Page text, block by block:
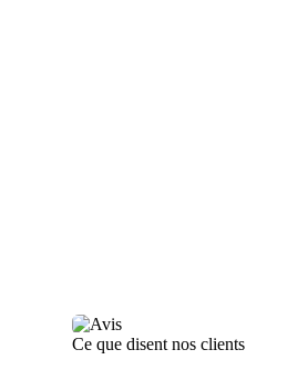
Ce que disent nos clients